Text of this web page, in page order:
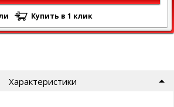
Купить в 1 клик
Характеристики